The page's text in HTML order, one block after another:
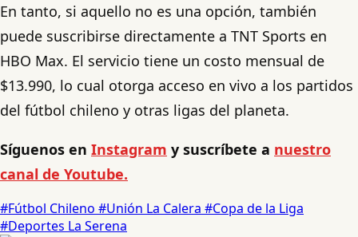
En tanto, si aquello no es una opción, también
puede suscribirse directamente a TNT Sports en
HBO Max. El servicio tiene un costo mensual de
$13.990, lo cual otorga acceso en vivo a los partidos
del fútbol chileno y otras ligas del planeta.
Síguenos en Instagram y suscríbete a nuestro
canal de Youtube.
#Fútbol Chileno #Unión La Calera #Copa de la Liga
#Deportes La Serena